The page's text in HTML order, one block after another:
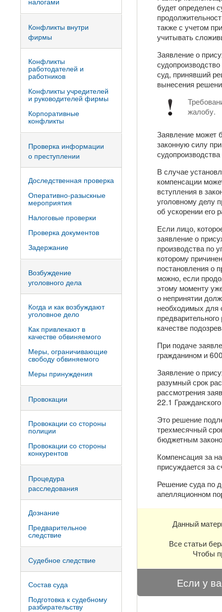
будет определен
также с учетом
учитывать
Заявление о
суд, принявший
вынесения
жалобу.
Заявление может
законную силу
В случае
компенсации
вступления в
уголовному делу
об ускорении его
Если лицо,
заявление о
производства по
которому
постановления о
можно, если
этому моменту
о непринятии
необходимых для
качестве
При подаче
гражданином и
Заявление о
разумный срок
рассмотрения
22.1
Это решение
трехмесячный
бюджетным
Компенсация за
присуждается за
Решение суда по
апелляционном
Данный
Все статьи
Чтобы
Если у
Конфликты внутри
фирмы
Конфликты
работодателей и
работников
Конфликты учредителей
и руководителей фирмы
Корпоративные
конфликты
Проверка информации
о преступлении
Доследственная проверка
Оперативно-разыскные
мероприятия
Налоговые проверки
Проверка документов
Задержание
Возбуждение
уголовного дела
Когда и как возбуждают
уголовное дело
Как привлекают в
качестве обвиняемого
Меры, ограничивающие
свободу обвиняемого
Меры принуждения
Провокации
Провокации со стороны
полиции
Провокации со стороны
конкурентов
Процедура
расследования
Дознание
Предварительное
следствие
Судебное следствие
Состав суда
Подготовка к судебному
разбирательству